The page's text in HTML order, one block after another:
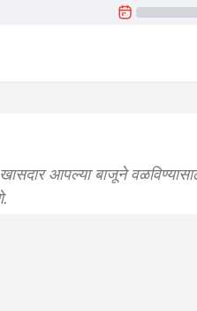
of parliament escaped from
आपल्या बाजूने